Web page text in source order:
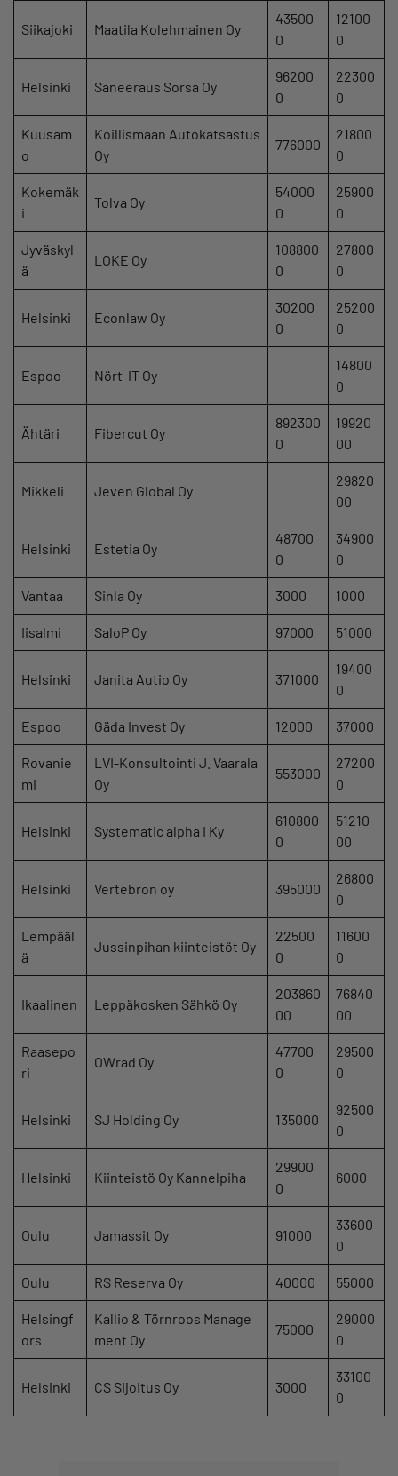
Siikajoki Maatila Kolehmainen Oy
43500
0
12100
0
Helsinki Saneeraus Sorsa Oy
96200
0
22300
0
Kuusam
o
Koillismaan Autokatsastus
Oy
776000
21800
0
Kokemäk
i
Tolva Oy
54000
0
25900
0
Jyväskyl
ä
LOKE Oy
108800
0
27800
0
Helsinki Econlaw Oy
30200
0
25200
0
Espoo Nört-IT Oy
14800
0
Ähtäri Fibercut Oy
892300
0
19920
00
Mikkeli Jeven Global Oy
29820
00
Helsinki Estetia Oy
48700
0
34900
0
Vantaa Sinla Oy 3000 1000
Iisalmi SaloP Oy 97000 51000
Helsinki Janita Autio Oy 371000
19400
0
Espoo Gäda Invest Oy 12000 37000
Rovanie
mi
LVI-Konsultointi J. Vaarala
Oy
553000
27200
0
Helsinki Systematic alpha I Ky
610800
0
51210
00
Helsinki Vertebron oy 395000
26800
0
Lempääl
ä
Jussinpihan kiinteistöt Oy
22500
0
11600
0
Ikaalinen Leppäkosken Sähkö Oy
203860
00
76840
00
Raasepo
ri
OWrad Oy
47700
0
29500
0
Helsinki SJ Holding Oy 135000
92500
0
Helsinki Kiinteistö Oy Kannelpiha
29900
0
6000
Oulu Jamassit Oy 91000
33600
0
Oulu RS Reserva Oy 40000 55000
Helsingf
ors
Kallio & Törnroos Manage
ment Oy
75000
29000
0
Helsinki CS Sijoitus Oy 3000
33100
0